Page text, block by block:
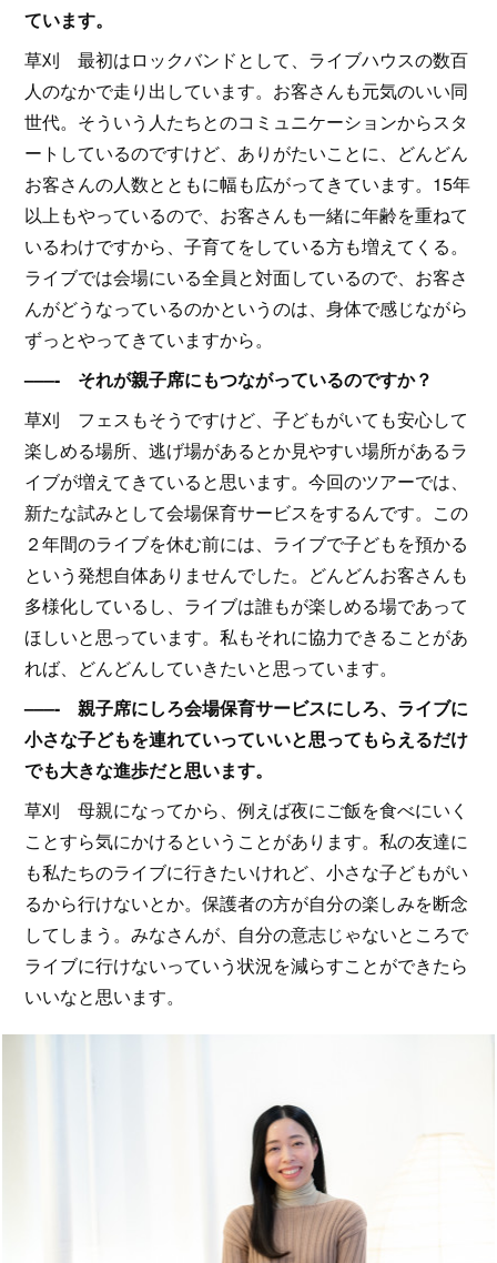
ています。
草刈 最初はロックバンドとして、ライブハウスの数百
人のなかで走り出しています。お客さんも元気のいい同
世代。そういう人たちとのコミュニケーションからスタ
ートしているのですけど、ありがたいことに、どんどん
お客さんの人数とともに幅も広がってきています。15年
以上もやっているので、お客さんも一緒に年齢を重ねて
いるわけですから、子育てをしている方も増えてくる。
ライブでは会場にいる全員と対面しているので、お客さ
んがどうなっているのかというのは、身体で感じながら
ずっとやってきていますから。
–––- それが親子席にもつながっているのですか？
草刈 フェスもそうですけど、子どもがいても安心して
楽しめる場所、逃げ場があるとか見やすい場所があるラ
イブが増えてきていると思います。今回のツアーでは、
新たな試みとして会場保育サービスをするんです。この
２年間のライブを休む前には、ライブで子どもを預かる
という発想自体ありませんでした。どんどんお客さんも
多様化しているし、ライブは誰もが楽しめる場であって
ほしいと思っています。私もそれに協力できることがあ
れば、どんどんしていきたいと思っています。
–––- 親子席にしろ会場保育サービスにしろ、ライブに
小さな子どもを連れていっていいと思ってもらえるだけ
でも大きな進歩だと思います。
草刈 母親になってから、例えば夜にご飯を食べにいく
ことすら気にかけるということがあります。私の友達に
も私たちのライブに行きたいけれど、小さな子どもがい
るから行けないとか。保護者の方が自分の楽しみを断念
してしまう。みなさんが、自分の意志じゃないところで
ライブに行けないっていう状況を減らすことができたら
いいなと思います。